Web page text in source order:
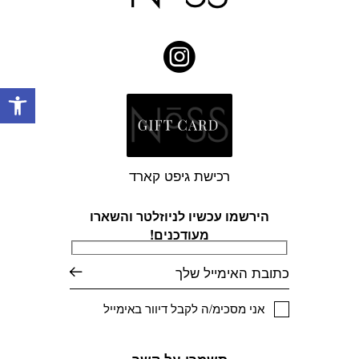
הירשמו עכשיו לניוזלטר והשארו
מעודכנים!
אני מסכימ/ה לקבל דיוור באימייל
רכישת גיפט קארד